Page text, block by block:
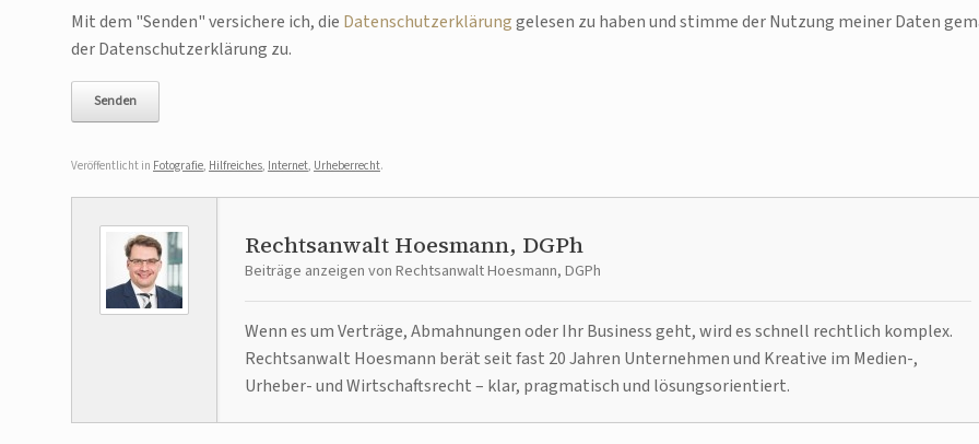
Bitte lasse dieses Feld leer.
Mit dem "Senden" versichere ich, die Datenschutzerklärunggelesen zu haben und stimme der Nutzung meiner Daten
der Datenschutzerklärung zu.
Veröffentlicht in Fotografie, Hilfreiches, Internet, Urheberrecht.
Rechtsanwalt Hoesmann, DGPh
Beiträge anzeigen von Rechtsanwalt Hoesmann, DGPh
Wenn es um Verträge, Abmahnungen oder Ihr Business geht, wird es schnell rechtlich komplex.
Rechtsanwalt Hoesmann berät seit fast 20 Jahren Unternehmen und Kreative im Medien-,
Urheber- und Wirtschaftsrecht – klar, pragmatisch und lösungsorientiert.